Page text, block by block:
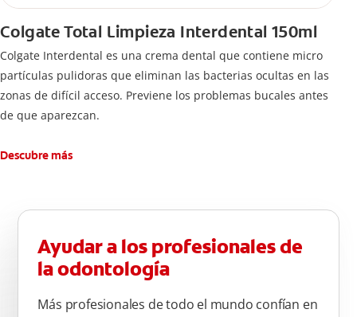
Colgate Total Limpieza Interdental 150ml
Colgate Interdental es una crema dental que contiene micro
partículas pulidoras que eliminan las bacterias ocultas en las
zonas de difícil acceso. Previene los problemas bucales antes
de que aparezcan.
Descubre más
Ayudar a los profesionales de
la odontología
Más profesionales de todo el mundo confían en